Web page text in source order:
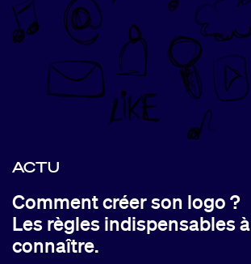
ACTU
Comment créer son logo ?
Les règles indispensables à
connaître.